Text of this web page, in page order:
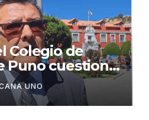
Colegio de
Puno cuestiona
seguridad
UNO